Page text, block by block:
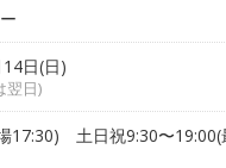
日(日)
翌日)
17:30) 土日祝9:30〜19:00(